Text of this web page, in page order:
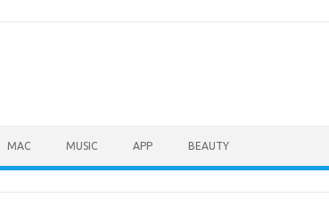
MAC MUSIC APP BEAUTY